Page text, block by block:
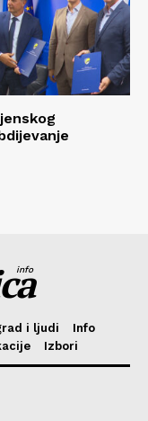
info
i ljudi
Info
Izbori